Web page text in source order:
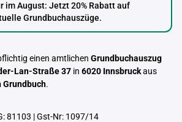
im August: Jetzt 20% Rabatt auf
Grundbuchauszüge.
einen amtlichen Grundbuchauszug
Lan-Straße 37 in 6020 Innsbruckaus
.
81103 |Gst-Nr: 1097/14